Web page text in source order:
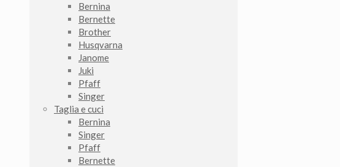
Bernina
Bernette
Brother
Husqvarna
Janome
Juki
Pfaff
Singer
Taglia e cuci
Bernina
Singer
Pfaff
Bernette